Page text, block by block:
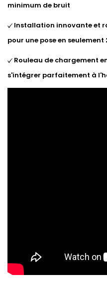
minimum de bruit
Installation innovante et
pour une pose en seulement
Rouleau de chargement
s'intégrer parfaitement à